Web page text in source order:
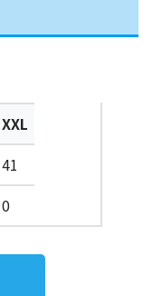
XXL
41
0